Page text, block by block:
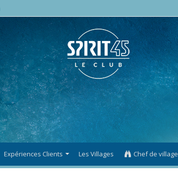
Expériences Clients Les Villages Chef de village